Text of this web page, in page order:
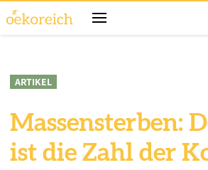
ARTIKEL
Massensterben:
ist die Zahl der